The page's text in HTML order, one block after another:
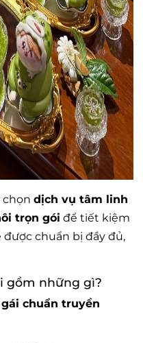
chọn dịch vụ tâm linh
trọn gói để tiết kiệm
chuẩn bị đầy đủ,
gồm những gì?
chuẩn truyền